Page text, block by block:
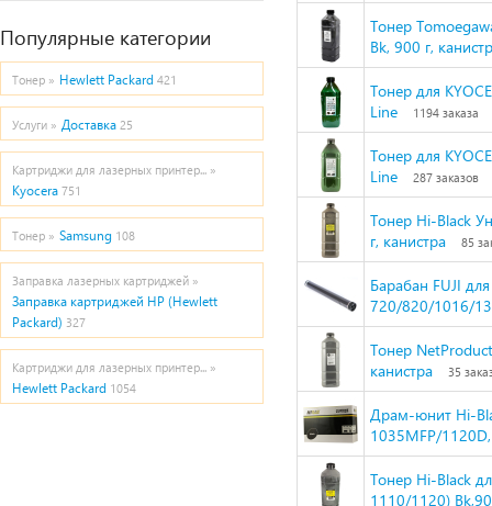
Популярные категории
Тонер » Hewlett Packard 421
Услуги » Доставка 25
Картриджи для лазерных принтер... »
Kyocera 751
Тонер » Samsung 108
Заправка лазерных картриджей »
Заправка картриджей HP (Hewlett
Packard) 327
Картриджи для лазерных принтер... »
Hewlett Packard 1054
Тонер
Bk, 900 г,
Тонер для
Line
1194 заказа
Тонер для
Line
287 заказов
Тонер Hi-Black
г, канистра
85
Барабан FUJI
720/820/1016/
Тонер
канистра
35
Драм-юнит Hi-
1035MFP/
Тонер Hi-Black
1110/1120)